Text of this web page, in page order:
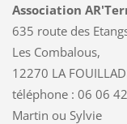
Association
635 route des
Les Combalous,
12270 LA
téléphone : 06 06
Martin ou Sylvie